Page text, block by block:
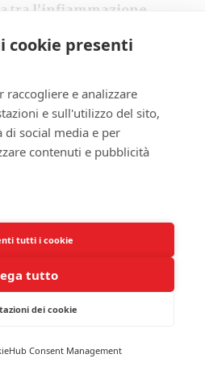
tra l’infiammazione
che i pazienti affetti da
infiammatorie, come
riportano una
dellaqualità del sonno
delle vie aeree
respiratorie,
frequente e disturbato.
sul tuo benessere fisico,
di funzionare durante
sconvolgenti è che
può alterare il tuo
riesci a mantenere un sonno
cookie presenti
raccogliere e analizzare
e sull'utilizzo del sito,
social media e per
contenuti e pubblicità
tutti i cookie
tutto
dei cookie
Consent Management